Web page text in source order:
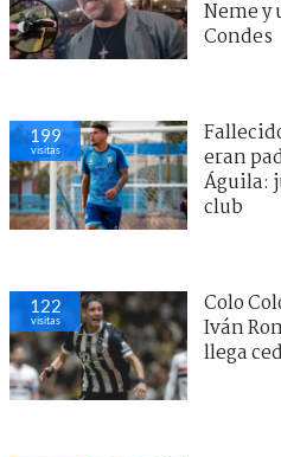
Neme y
Condes
199
visitas
eran
Águila:
club
122
visitas
Colo
Iván
llega